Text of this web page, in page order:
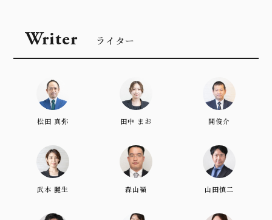
Writer ライター
松田 真弥 田中 まお 開俊介
武本 麗生 森山嶺 山田慎二